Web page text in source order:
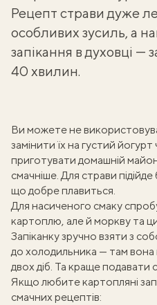
Рецепт страви дуже
особливих зусиль, а
запікання в духовці —
40 хвилин.
Ви можете не
замінити їх на густий
приготуватидомашній
смачніше. Для страви
що добре плавиться.
Для насиченого смаку
картоплю, але й моркву та
Запіканку зручно взяти з
до холодильника — там вона
двох діб. Та краще подавати
Якщо любите картопляні
смачних рецептів: